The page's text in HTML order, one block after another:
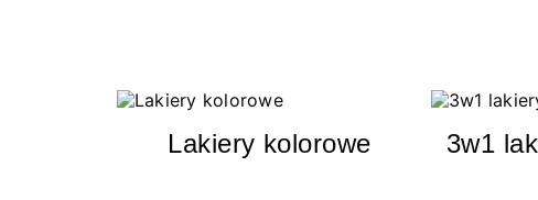
Lakiery kolorowe 3w1